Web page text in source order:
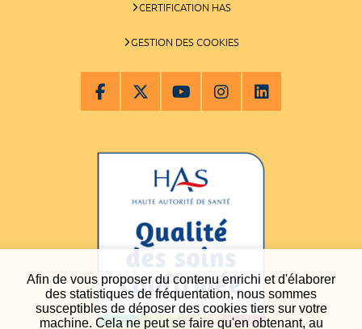
Afin de vous proposer du contenu enrichi et d'élaborer
des statistiques de fréquentation, nous sommes
susceptibles de déposer des cookies tiers sur votre
machine. Cela ne peut se faire qu'en obtenant, au
CERTIFICATION HAS
GESTION DES COOKIES